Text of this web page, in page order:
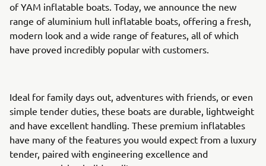
of YAM inflatable boats. Today, we announce the new
range of aluminium hull inflatable boats, offering a fresh,
modern look and a wide range of features, all of which
have proved incredibly popular with customers.
Ideal for family days out, adventures with friends, or even
simple tender duties, these boats are durable, lightweight
and have excellent handling. These premium inflatables
have many of the features you would expect from a luxury
tender, paired with engineering excellence and